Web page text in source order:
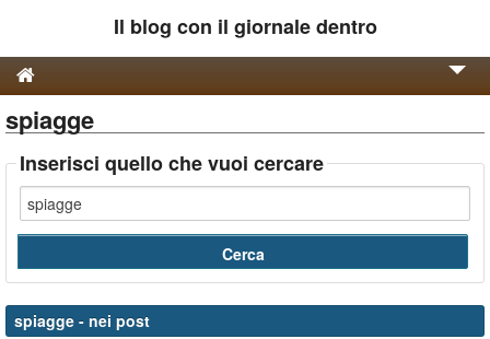
Il blog con il giornale dentro
Genesi e Storia
Contatti
spiagge
Inserisci quello che vuoi cercare
spiagge - nei post